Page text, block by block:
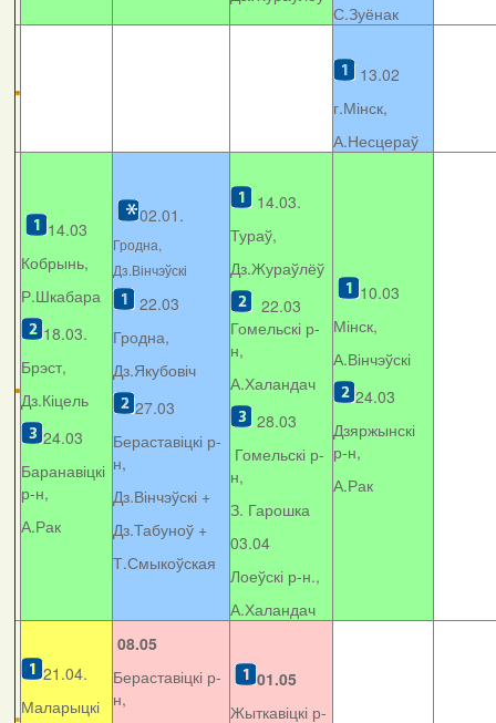
С.Зуёнак
13.02
г.Мінск,
А.Несцераў
14.03
Кобрынь,
Р.Шкабара
18.03.
Брэст,
Дз.Кіцель
24.03
Баранавіцкі
р-н,
А.Рак
02.01.
Гродна,
Дз.Вінчэўскі
22.03
Гродна,
Дз.Якубовіч
27.03
Бераставіцкі р-
н,
Дз.Вінчэўскі +
Дз.Табуноў +
Т.Смыкоўская
14.03.
Тураў,
Дз.Жураўлёў
22.03
Гомельскі р-
н,
А.Халандач
28.03
Гомельскі р-
н,
З. Гарошка
03.04
Лоеўскі р-н.,
А.Халандач
10.03
Мінск,
А.Вінчэўскі
24.03
Дзяржынскі
р-н,
А.Рак
21.04.
Маларыцкі
08.05
Бераставіцкі р-
н,
01.05
Жыткавіцкі р-